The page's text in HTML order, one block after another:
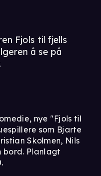
Fjols til fjells
å se på
nye "Fjols til
som Bjarte
Skolmen, Nils
bord. Planlagt